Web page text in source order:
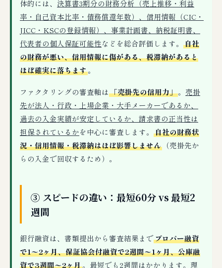
体的には、 決算書3期分の財務分析（売上推移・利益
率・自己資本比率・債務償還年数）、信用情報（CIC・
JICC・KSCの登録情報）、事業計画書、納税証明書、
代表者の個人保証可能性などを総合評価します。 自社
の財務が悪い、信用情報に傷がある、税滞納があると
ほぼ確実に落ちます。
ファクタリングの審査軸は「売掛先の信用力」。 売掛
先が法人・行政・上場企業・大手メーカーであるか、
過去の入金実績が安定しているか、請求書の正当性は
担保されているかを中心に審査します。 自社の財務状
況・信用情報・税滞納はほぼ影響しません （売掛先か
らの入金で回収するため）。
③ スピードの違い：最短60分 vs 最短2
週間
銀行融資は、書類提出から審査結果までプロパー融資
で1〜2ヶ月、保証協会付融資で2週間〜1ヶ月、公庫融
資で3週間〜2ヶ月。最短でも2週間はかかります。理